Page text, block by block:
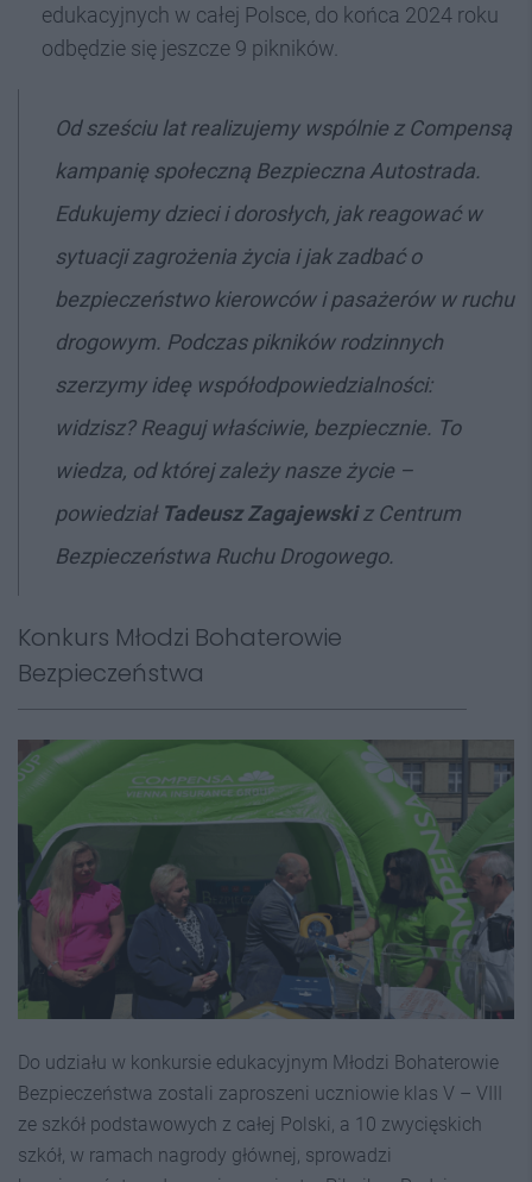
edukacyjnych w całej Polsce, do końca 2024 roku
odbędzie się jeszcze 9 pikników.
Od sześciu lat realizujemy wspólnie z Compensą
kampanię społeczną Bezpieczna Autostrada.
Edukujemy dzieci i dorosłych, jak reagować w
sytuacji zagrożenia życia i jak zadbać o
bezpieczeństwo kierowców i pasażerów w ruchu
drogowym. Podczas pikników rodzinnych
szerzymy ideę współodpowiedzialności:
widzisz? Reaguj właściwie, bezpiecznie. To
wiedza, od której zależy nasze życie –
powiedział Tadeusz Zagajewskiz Centrum
Bezpieczeństwa Ruchu Drogowego.
Konkurs Młodzi Bohaterowie
Bezpieczeństwa
Do udziału w konkursie edukacyjnym Młodzi Bohaterowie
Bezpieczeństwa zostali zaproszeni uczniowie klas V – VIII
ze szkół podstawowych z całej Polski, a 10 zwycięskich
szkół, w ramach nagrody głównej, sprowadzi